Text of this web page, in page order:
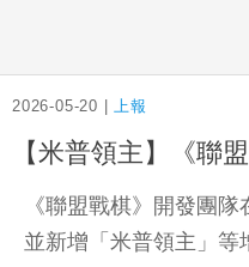
2026-05-20 |上報
【米普領主】《聯
《聯盟戰棋》開發團
並新增「米普領主」等